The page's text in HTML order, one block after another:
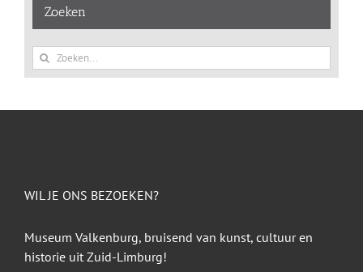
Zoeken
Zoeken
naar:
WIL JE ONS BEZOEKEN?
Museum Valkenburg, bruisend van kunst, cultuur en
historie uit Zuid-Limburg!